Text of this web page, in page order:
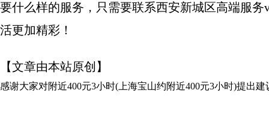
要什么样的服务，只需要联系西安新城区高端服
活更加精彩！
【文章由本站原创】
感谢大家对附近400元3小时(上海宝山约附近400元3小时)提出建